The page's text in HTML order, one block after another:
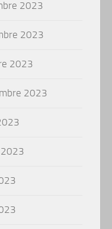
2023
2023
2023
2023